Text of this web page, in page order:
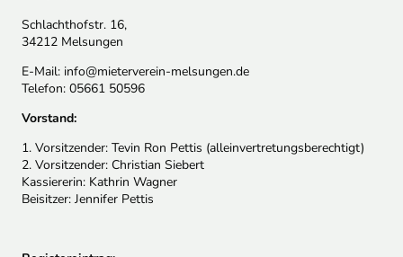
Schlachthofstr. 16,
34212 Melsungen
E-Mail: info@mieterverein-melsungen.de
Telefon: 05661 50596
Vorstand:
1. Vorsitzender: Tevin Ron Pettis (alleinvertretungsberechtigt)
2. Vorsitzender: Christian Siebert
Kassiererin: Kathrin Wagner
Beisitzer: Jennifer Pettis